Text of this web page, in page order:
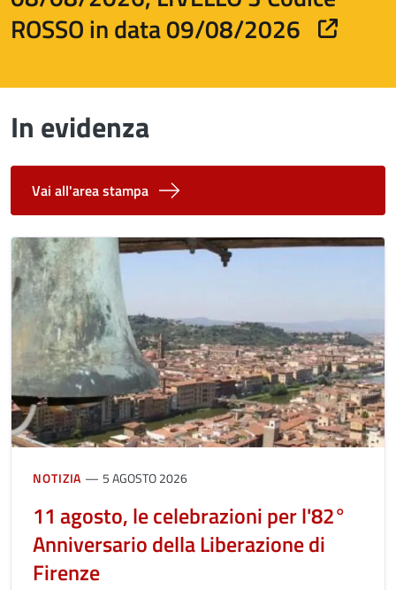
ROSSO in data 09/08/2026
In evidenza
Vai all'area stampa
NOTIZIA 5 AGOSTO 2026
11 agosto, le celebrazioni per l'82°
Anniversario della Liberazione di
Firenze